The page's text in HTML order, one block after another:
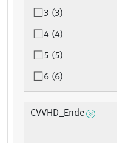
3 (3)
4 (4)
5 (5)
6 (6)
CVVHD_Ende